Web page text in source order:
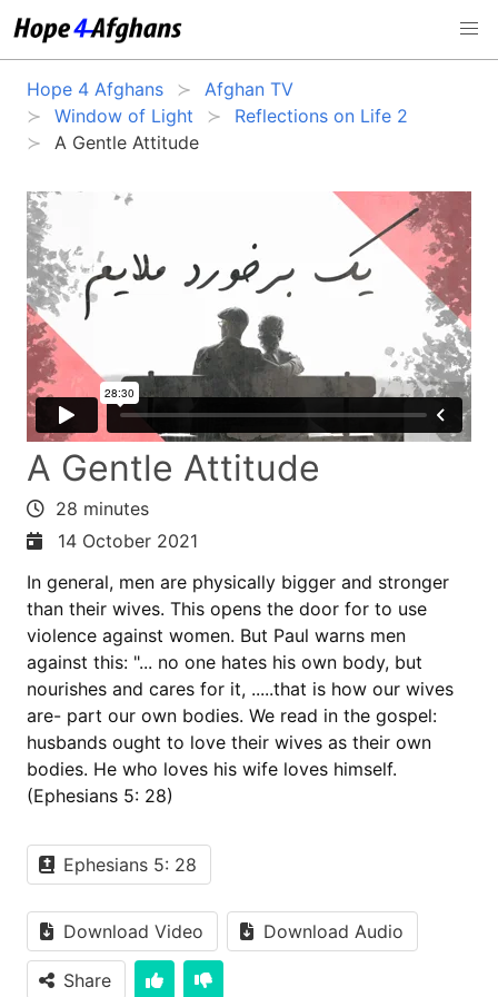
Hope 4 Afghans
Afghan TV
Window of Light
Reflections on Life 2
A Gentle Attitude
A Gentle Attitude
28 minutes
14 October 2021
In general, men are physically bigger and stronger
than their wives. This opens the door for to use
violence against women. But Paul warns men
against this: "... no one hates his own body, but
nourishes and cares for it, .....that is how our wives
are- part our own bodies. We read in the gospel:
husbands ought to love their wives as their own
bodies. He who loves his wife loves himself.
(Ephesians 5: 28)
Ephesians 5: 28
Download Video Download Audio
Share